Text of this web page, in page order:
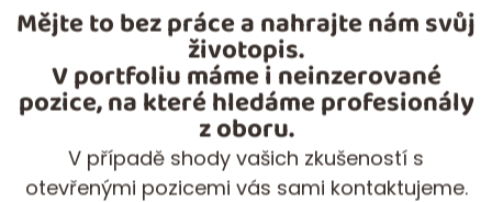
Mějte to bez práce a nahrajte nám svůj
životopis.
V portfoliu máme i neinzerované
pozice, na které hledáme profesionály
z oboru.
V případě shody vašich zkušeností s
otevřenými pozicemi vás sami kontaktujeme.